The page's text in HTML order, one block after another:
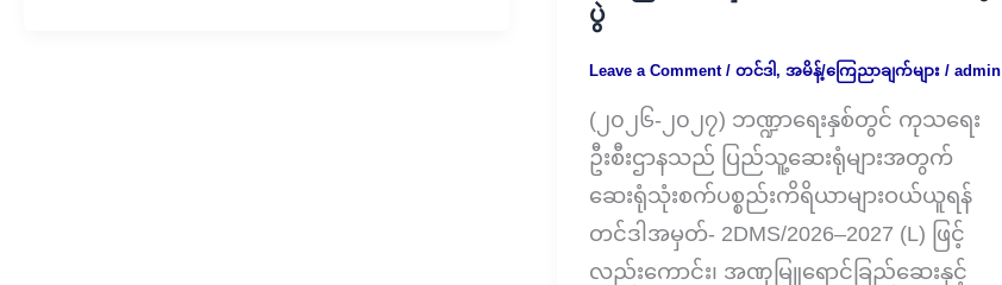
ပွဲ
Leave a Comment / တင်ဒါ, အမိန့်/ကြေညာချက်များ/ admin
(၂၀၂၆-၂၀၂၇) ဘဏ္ဍာရေးနှစ်တွင် ကုသရေး
ဦးစီးဌာနသည် ပြည်သူ့ဆေးရုံများအတွက်
ဆေးရုံသုံးစက်ပစ္စည်းကိရိယာများဝယ်ယူရန်
တင်ဒါအမှတ်- 2DMS/2026–2027 (L) ဖြင့်
လည်းကောင်း၊ အဏုမြူရောင်ခြည်ဆေးနှင့်